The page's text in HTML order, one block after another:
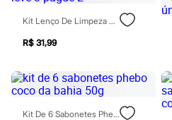
Sandálias
Tênis
Diversão
Baby Club
Fifteen
Miss Fifteen
Palomino
Kit Lenço De Limpeza Demaquilante Beleza Cea Leve 3 Pague 2
R$ 31,99
Kit De 6 Sabonetes Phebo Coco Da Bahia 50g